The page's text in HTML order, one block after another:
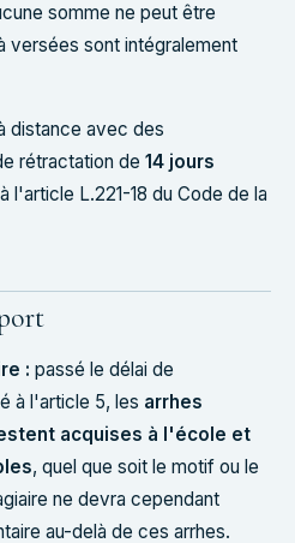
somme ne peut être
versées sont intégralement
distance avec des
rétractation de 14 jours
l'article L.221-18 du Code de la
: passé le délai de
à l'article 5, les arrhes
acquises à l'école et
, quel que soit le motif ou le
ne devra cependant
au-delà de ces arrhes.